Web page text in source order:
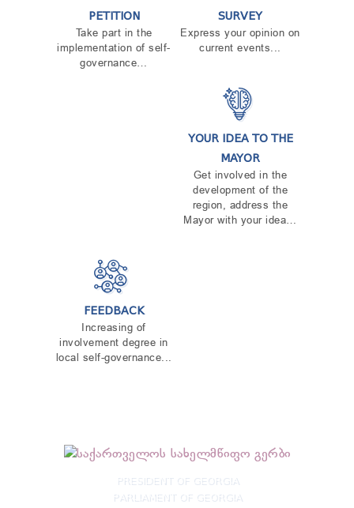
PETITION
Take part in the
implementation of self-
governance…
SURVEY
Express your opinion on
current events...
YOUR IDEA TO THE
MAYOR
Get involved in the
development of the
region, address the
Mayor with your idea…
FEEDBACK
Increasing of
involvement degree in
local self-governance...
PRESIDENT OF GEORGIA
PARLIAMENT OF GEORGIA